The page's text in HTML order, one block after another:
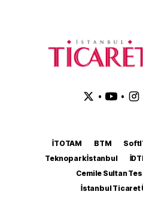
• •
İTOTAM BTM
Teknopark İstanbul
Cemile Sultan
İstanbul Ticaret